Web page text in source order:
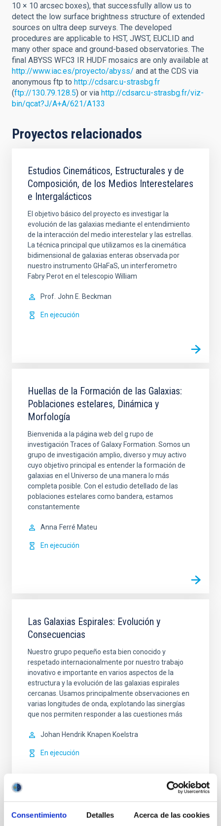
Consentimiento Detalles Acerca de las cookies
10 × 10 arcsec boxes), that successfully allow us to
detect the low surface brightness structure of extended
sources on ultra deep surveys. The developed
procedures are applicable to HST, JWST, EUCLID and
many other space and ground-based observatories. The
final ABYSS WFC3 IR HUDF mosaics are only available at
http://www.iac.es/proyecto/abyss/ and at the CDS via
anonymous ftp to http://cdsarc.u-strasbg.fr
(ftp://130.79.128.5) or via http://cdsarc.u-strasbg.fr/viz-
bin/qcat?J/A+A/621/A133
Proyectos relacionados
Estudios Cinemáticos, Estructurales y de
Composición, de los Medios Interestelares
e Intergalácticos
El objetivo básico del proyecto es investigar la
evolución de las galaxias mediante el entendimiento
de la interacción del medio interestelar y las estrellas.
La técnica principal que utilizamos es la cinemática
bidimensional de galaxias enteras observada por
nuestro instrumento GHaFaS, un interferometro
Fabry Perot en el telescopio William
Prof. John E. Beckman
En ejecución
Huellas de la Formación de las Galaxias:
Poblaciones estelares, Dinámica y
Morfología
Bienvenida a la página web del g rupo de
investigación Traces of Galaxy Formation. Somos un
grupo de investigación amplio, diverso y muy activo
cuyo objetivo principal es entender la formación de
galaxias en el Universo de una manera lo más
completa posible. Con el estudio detellado de las
poblaciones estelares como bandera, estamos
constantemente
Anna Ferré Mateu
En ejecución
Las Galaxias Espirales: Evolución y
Consecuencias
Nuestro grupo pequeño esta bien conocido y
respetado internacionalmente por nuestro trabajo
inovativo e importante en varios aspectos de la
estructura y la evolución de las galaxias espirales
cercanas. Usamos principalmente observaciones en
varias longitudes de onda, explotando las sinergías
que nos permiten responder a las cuestiones más
Johan Hendrik Knapen Koelstra
En ejecución